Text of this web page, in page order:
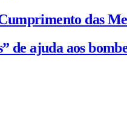
das
de ajuda aos